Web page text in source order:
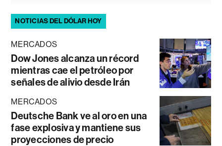
NOTICIAS DEL DÓLAR HOY
MERCADOS
Dow Jones alcanza un récord
mientras cae el petróleo por
señales de alivio desde Irán
MERCADOS
Deutsche Bank ve al oro en una
fase explosiva y mantiene sus
proyecciones de precio